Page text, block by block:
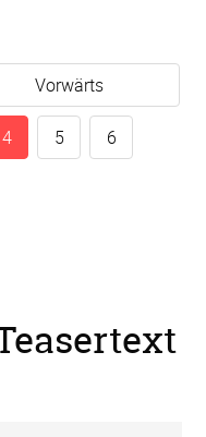
Vorwärts
4 5 6